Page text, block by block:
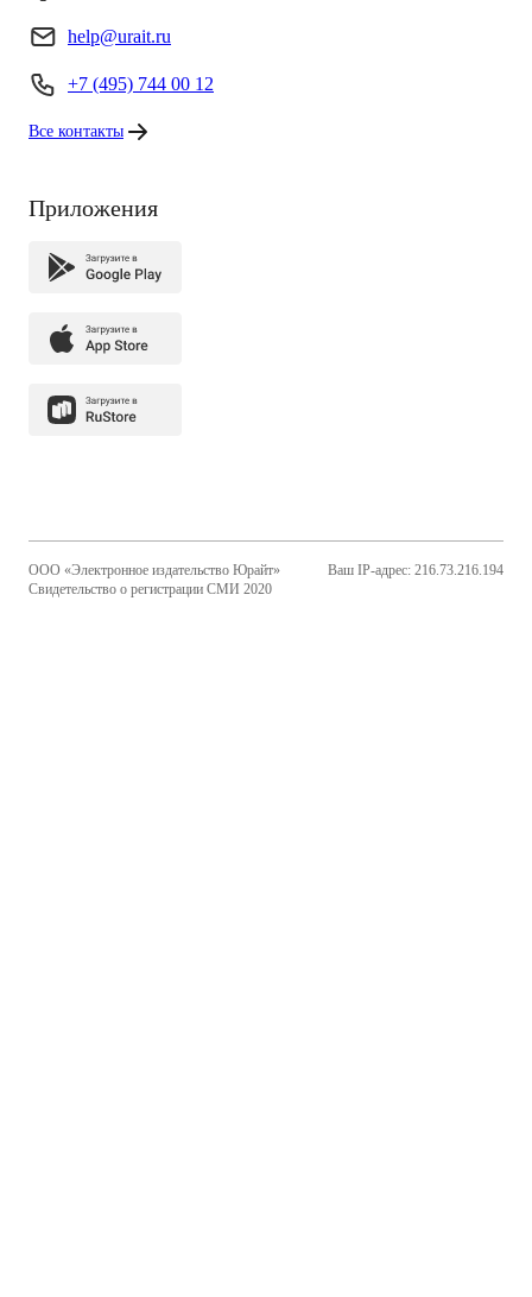
help@urait.ru
+7 (495) 744 00 12
Все контакты
Приложения
ООО «Электронное издательство Юрайт»
Свидетельство о регистрации СМИ 2020
Ваш IP-адрес: 216.73.216.194